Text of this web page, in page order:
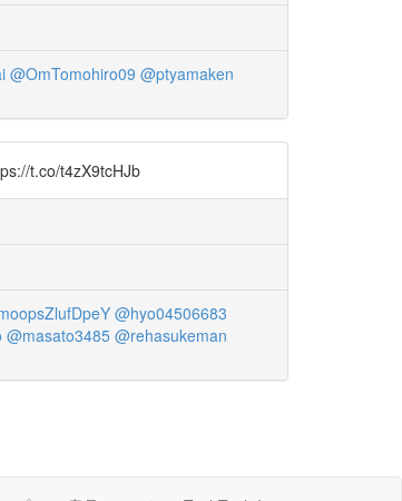
@OmTomohiro09 @ptyamaken
t.co/t4zX9tcHJb
@hyo04506683
@masato3485 @rehasukeman